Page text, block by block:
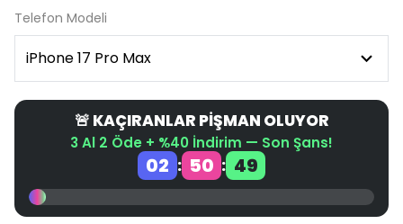
Telefon Modeli
🚨 KAÇIRANLAR PİŞMAN OLUYOR
3 Al 2 Öde + %40 İndirim — Son Şans!
02 : 50 : 49